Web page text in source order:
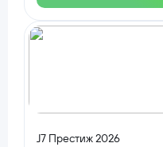
J7 Престиж 2026